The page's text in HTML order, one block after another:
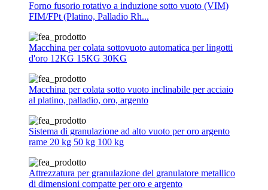
Forno fusorio rotativo a induzione sotto vuoto (VIM)
FIM/FPt (Platino, Palladio Rh...
Macchina per colata sottovuoto automatica per lingotti
d'oro 12KG 15KG 30KG
Macchina per colata sotto vuoto inclinabile per acciaio
al platino, palladio, oro, argento
Sistema di granulazione ad alto vuoto per oro argento
rame 20 kg 50 kg 100 kg
Attrezzatura per granulazione del granulatore metallico
di dimensioni compatte per oro e argento